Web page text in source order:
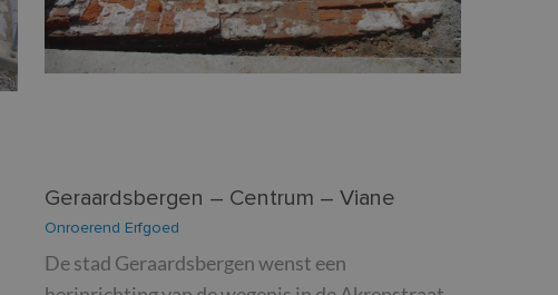
Geraardsbergen – Centrum – Viane
Onroerend Erfgoed
De stad Geraardsbergen wenst een